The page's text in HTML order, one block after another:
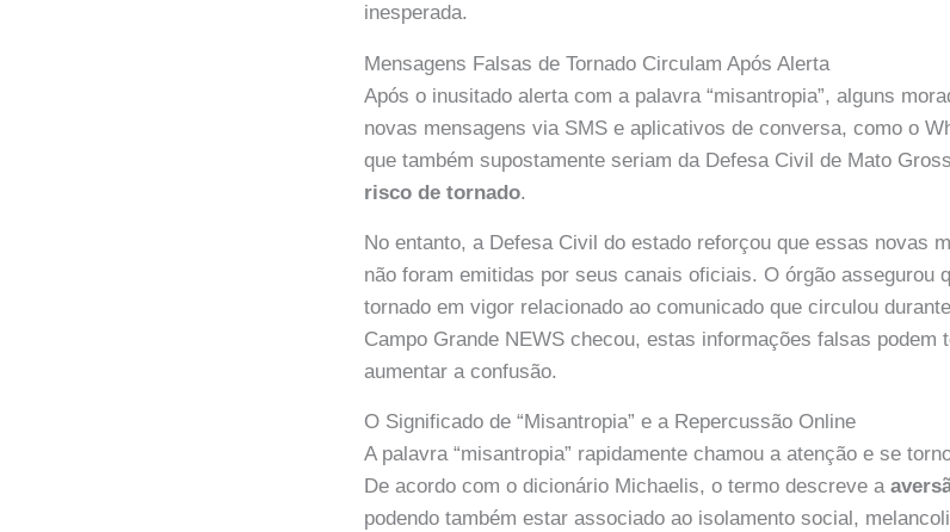
inesperada.
Mensagens Falsas de Tornado Circulam Após Alerta
Após o inusitado alerta com a palavra “misantropia”, alguns
novas mensagens via SMS e aplicativos de conversa, como o
que também supostamente seriam da Defesa Civil de Mato
risco de tornado.
No entanto, a Defesa Civil do estado reforçou que essas novas
não foram emitidas por seus canais oficiais. O órgão assegurou
tornado em vigor relacionado ao comunicado que circulou
Campo Grande NEWS checou, estas informações falsas podem
aumentar a confusão.
O Significado de “Misantropia” e a Repercussão Online
A palavra “misantropia” rapidamente chamou a atenção e se
De acordo com o dicionário Michaelis, o termo descreve a
podendo também estar associado ao isolamento social,